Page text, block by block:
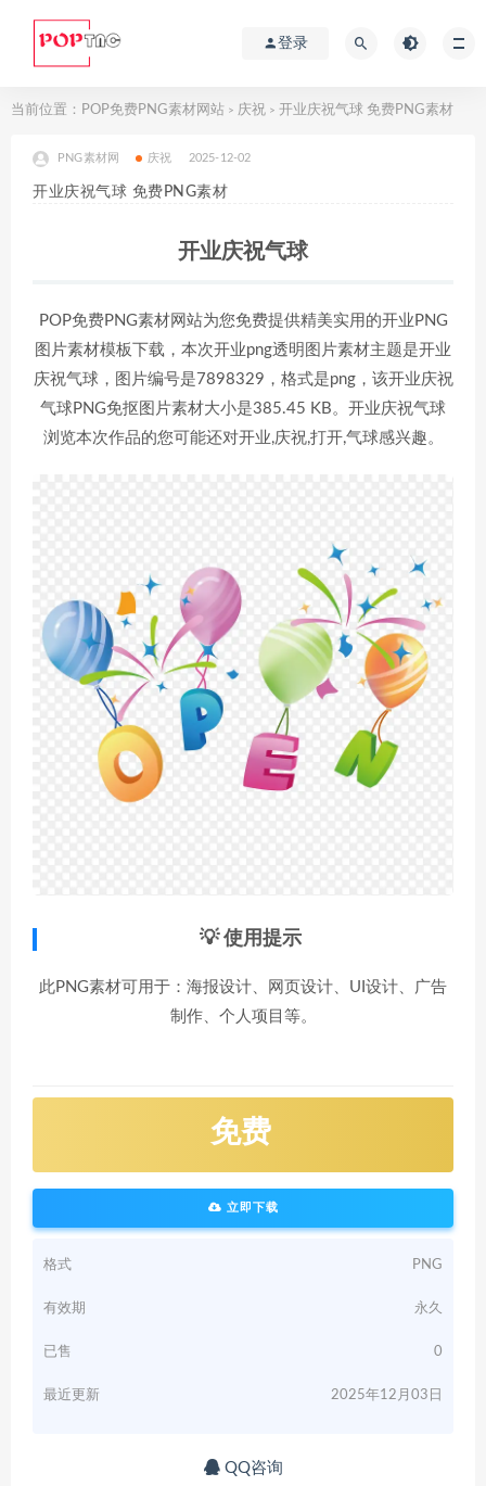
登录
当前位置： POP免费PNG素材网站 > 庆祝 > 开业庆祝气球 免费PNG素材
PNG素材网 庆祝 2025-12-02
开业庆祝气球 免费PNG素材
开业庆祝气球
POP免费PNG素材网站为您免费提供精美实用的开业PNG
图片素材模板下载，本次开业png透明图片素材主题是开业
庆祝气球，图片编号是7898329，格式是png，该开业庆祝
气球PNG免抠图片素材大小是385.45 KB。开业庆祝气球
浏览本次作品的您可能还对开业,庆祝,打开,气球感兴趣。
💡 使用提示
此PNG素材可用于：海报设计、网页设计、UI设计、广告
制作、个人项目等。
免费
立即下载
格式 PNG
有效期 永久
已售 0
最近更新 2025年12月03日
QQ咨询